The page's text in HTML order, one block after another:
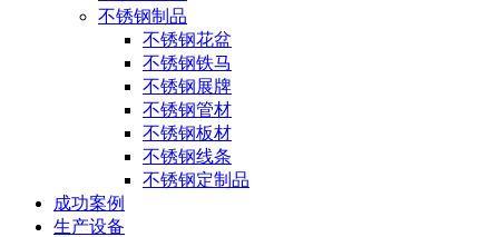
不锈钢制品
不锈钢花盆
不锈钢铁马
不锈钢展牌
不锈钢管材
不锈钢板材
不锈钢线条
不锈钢定制品
成功案例
生产设备